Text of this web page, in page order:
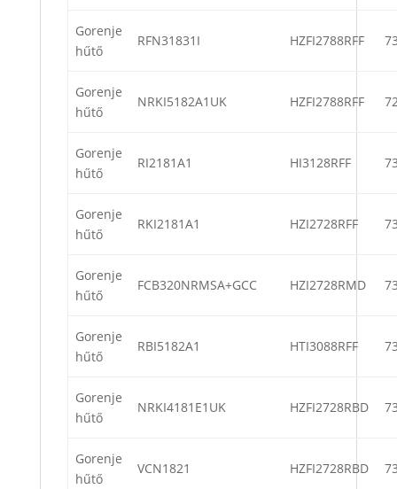
Gorenje
hűtő
RFN31831I HZFI2788RFF
Gorenje
hűtő
NRKI5182A1UK HZFI2788RFF
Gorenje
hűtő
RI2181A1 HI3128RFF
Gorenje
hűtő
RKI2181A1 HZI2728RFF
Gorenje
hűtő
FCB320NRMSA+GCC HZI2728RMD
Gorenje
hűtő
RBI5182A1 HTI3088RFF
Gorenje
hűtő
NRKI4181E1UK HZFI2728RBD
Gorenje
hűtő
VCN1821 HZFI2728RBD